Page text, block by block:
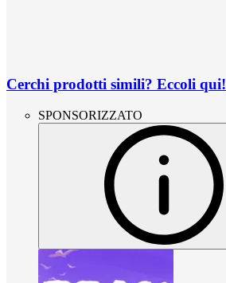
Cerchi prodotti simili? Eccoli qui!
SPONSORIZZATO